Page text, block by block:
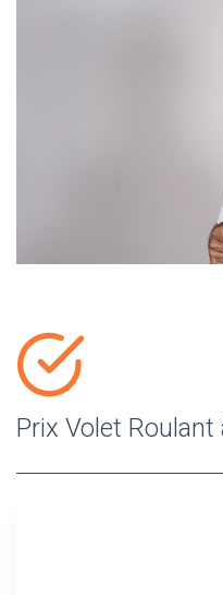
Prix Volet Roulant